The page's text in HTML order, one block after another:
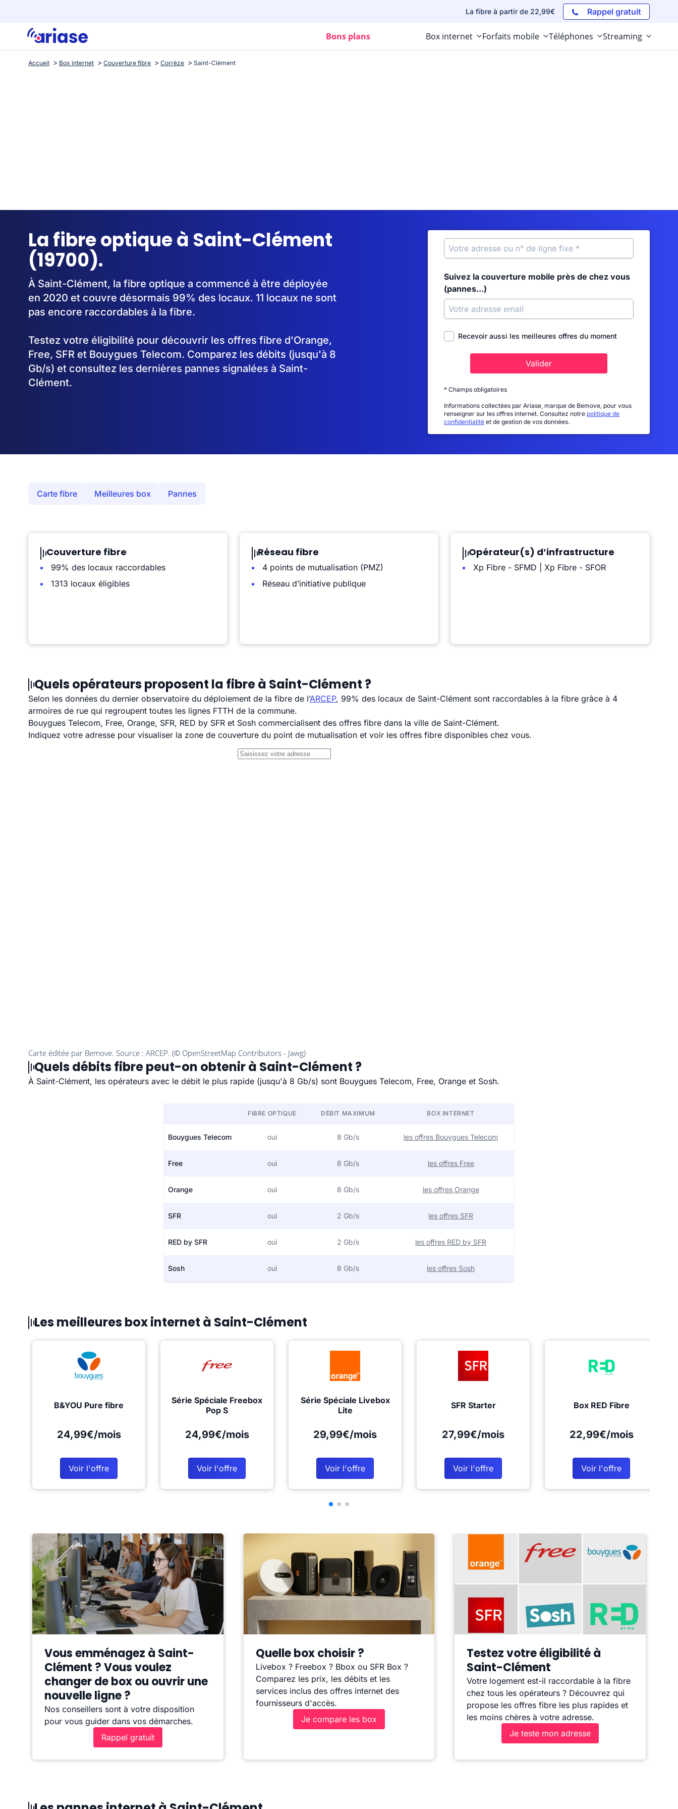
La fibre à partir de 22,99€ Rappel gratuit
Bons plans Box internet Forfaits mobile Téléphones Streaming
Accueil Box internet Couverture fibre Corrèze Saint-Clément
La fibre optique à Saint-Clément
(19700).
À Saint-Clément, la fibre optique a commencé à être déployée
en 2020 et couvre désormais 99% des locaux. 11 locaux ne sont
pas encore raccordables à la fibre.
Testez votre éligibilité pour découvrir les offres fibre d'Orange,
Free, SFR et Bouygues Telecom. Comparez les débits (jusqu'à 8
Gb/s) et consultez les dernières pannes signalées à Saint-
Clément.
Suivez la couverture mobile près de chez vous
(pannes...)
Recevoir aussi les meilleures offres du moment
Valider
* Champs obligatoires
Informations collectées par Ariase, marque de Bemove, pour vous
renseigner sur les offres internet. Consultez notre politique de
confidentialité et de gestion de vos données.
Carte fibre Meilleures box Pannes
Couverture fibre
99% des locaux raccordables
1313 locaux éligibles
Réseau fibre
4 points de mutualisation (PMZ)
Réseau d’initiative publique
Opérateur(s) d’infrastructure
Xp Fibre - SFMD | Xp Fibre - SFOR
Quels opérateurs proposent la fibre à Saint-Clément ?
Selon les données du dernier observatoire du déploiement de la fibre de l’ARCEP, 99% des locaux de Saint-Clément sont raccordables à la fibre grâce à 4
armoires de rue qui regroupent toutes les lignes FTTH de la commune.
Bouygues Telecom, Free, Orange, SFR, RED by SFR et Sosh commercialisent des offres fibre dans la ville de Saint-Clément.
Indiquez votre adresse pour visualiser la zone de couverture du point de mutualisation et voir les offres fibre disponibles chez vous.
Quels débits fibre peut-on obtenir à Saint-Clément ?
À Saint-Clément, les opérateurs avec le débit le plus rapide (jusqu'à 8 Gb/s) sont Bouygues Telecom, Free, Orange et Sosh.
FIBRE OPTIQUE DÉBIT MAXIMUM BOX INTERNET
Bouygues Telecom oui 8 Gb/s les offres Bouygues Telecom
Free oui 8 Gb/s les offres Free
Orange oui 8 Gb/s les offres Orange
SFR oui 2 Gb/s les offres SFR
RED by SFR oui 2 Gb/s les offres RED by SFR
Sosh oui 8 Gb/s les offres Sosh
Les meilleures box internet à Saint-Clément
B&YOU Pure fibre
24,99€/mois
Voir l'offre
Série Spéciale Freebox
Pop S
24,99€/mois
Voir l'offre
Série Spéciale Livebox
Lite
29,99€/mois
Voir l'offre
SFR Starter
27,99€/mois
Voir l'offre
Box RED Fibre
22,99€/mois
Voir l'offre
Vous emménagez à Saint-
Clément ? Vous voulez
changer de box ou ouvrir une
nouvelle ligne ?
Nos conseillers sont à votre disposition
pour vous guider dans vos démarches.
Rappel gratuit
Quelle box choisir ?
Livebox ? Freebox ? Bbox ou SFR Box ?
Comparez les prix, les débits et les
services inclus des offres internet des
fournisseurs d'accès.
Je compare les box
Testez votre éligibilité à
Saint-Clément
Votre logement est-il raccordable à la fibre
chez tous les opérateurs ? Découvrez qui
propose les offres fibre les plus rapides et
les moins chères à votre adresse.
Je teste mon adresse